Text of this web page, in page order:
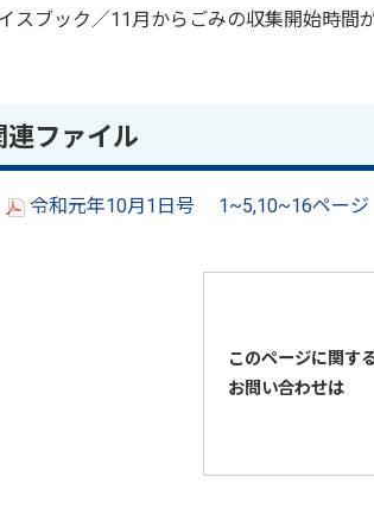
スブック／11月からごみの収集開始時間
連ファイル
令和元年10月1日号 1~5,10~16ページ
このページに関す
お問い合わせは